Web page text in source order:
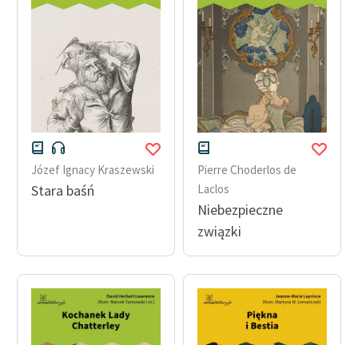
Józef Ignacy Kraszewski
Stara baśń
Pierre Choderlos de
Laclos
Niebezpieczne
związki